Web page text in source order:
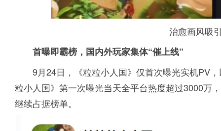
治愈画风吸
首曝即霸榜，国内外玩家集体“催上线”
9月24日，《粒粒小人国》仅首次曝光实机PV
粒小人国》第一次曝光当天全平台热度超过3000万
继续占据榜单。